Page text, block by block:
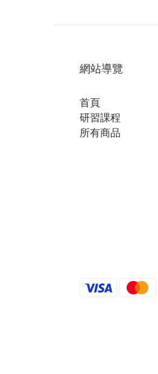
網站導覽
首頁
研習課程
所有商品